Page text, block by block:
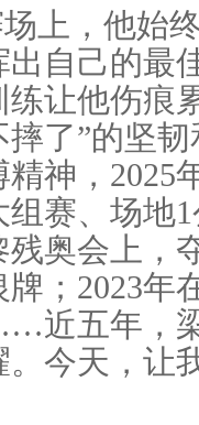
上，他始
出自己的最
练让他伤痕
摔了”的坚
精神，2025
组赛、场地
残奥会上，
牌；2023年
近五年，
。今天，让